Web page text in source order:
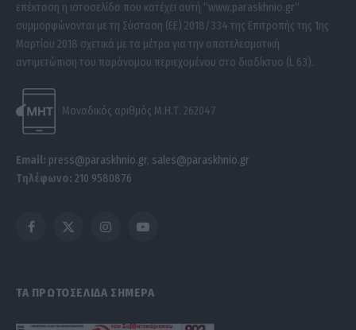
επέκταση η ιστοσελίδα που κατέχει αυτή “www.paraskhnio.gr”
συμμορφώνονται με τη Σύσταση (ΕΕ) 2018/334 της Επιτροπής της 1ης
Μαρτίου 2018 σχετικά με τα μέτρα για την αποτελεσματική
αντιμετώπιση του παράνομου περιεχομένου στο διαδίκτυο (L 63).
Μοναδικός αριθμός Μ.Η.Τ. 262047
Email: press@paraskhnio.gr, sales@paraskhnio.gr
Τηλέφωνο: 210 9580876
Facebook
X
InstagramYouTube
ΤΑ ΠΡΩΤΟΣΕΛΙΔΑ ΣΗΜΕΡΑ